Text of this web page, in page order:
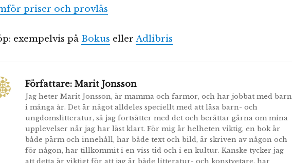
priser och provläs
exempelvis på Bokus eller Adlibris
Författare:Marit Jonsson
Jag heter Marit Jonsson, är mamma och farmor, och har jobbat med barn
i många år. Det är något alldeles speciellt med att läsa barn- och
ungdomslitteratur, så jag fortsätter med det och berättar gärna om mina
upplevelser när jag har läst klart. För mig är helheten viktig, en bok är
både pärm och innehåll, har både text och bild, är skriven av någon och
för någon, har tillkommit i en viss tid och i en kultur. Kanske tycker jag